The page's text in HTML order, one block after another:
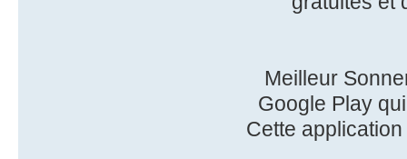
Meilleur
Google Play
Cette